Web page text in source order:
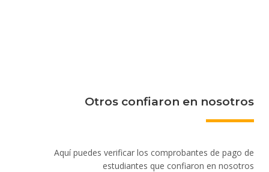
Otros confiaron en nosotros
Aquí puedes verificar los comprobantes de pago de
estudiantes que confiaron en nosotros